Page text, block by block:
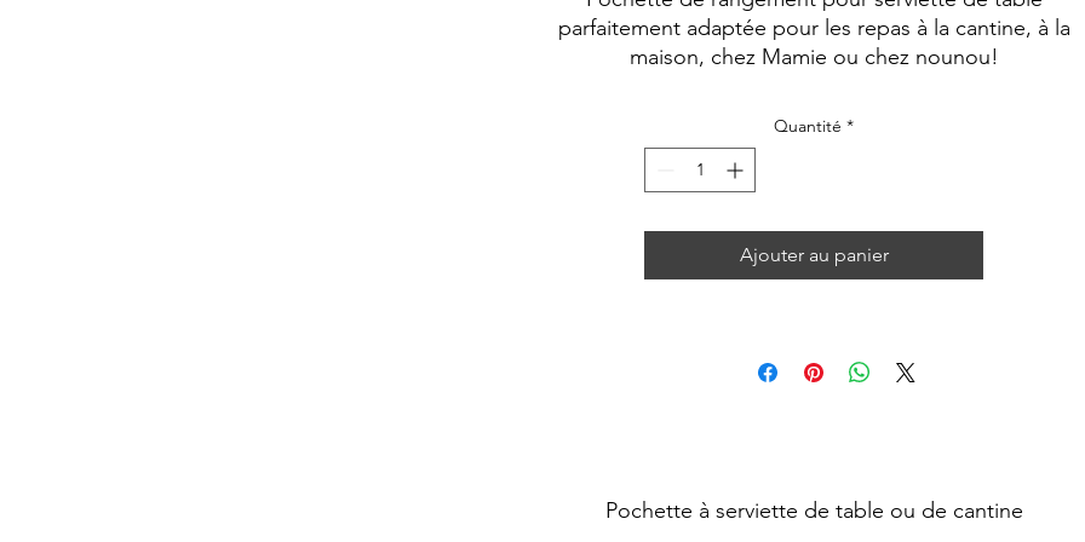
parfaitement adaptée pour les repas à la cantine, à la
maison, chez Mamie ou chez nounou!
Quantité *
Ajouter au panier
Pochette à serviette de table ou de cantine